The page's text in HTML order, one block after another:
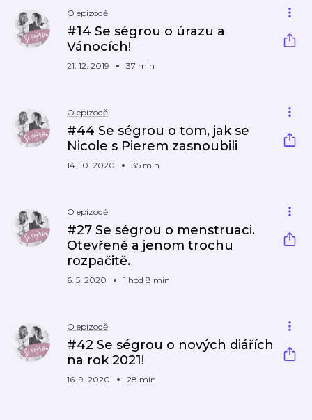
O epizodě
#14 Se ségrou o úrazu a
Vánocích!
21. 12. 2019 37 min
O epizodě
#44 Se ségrou o tom, jak se
Nicole s Pierem zasnoubili
14. 10. 2020 35 min
O epizodě
#27 Se ségrou o menstruaci.
Otevřeně a jenom trochu
rozpačitě.
6. 5. 2020 1 hod 8 min
O epizodě
#42 Se ségrou o nových diářích
na rok 2021!
16. 9. 2020 28 min